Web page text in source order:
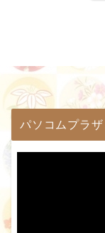
パソコムプラ